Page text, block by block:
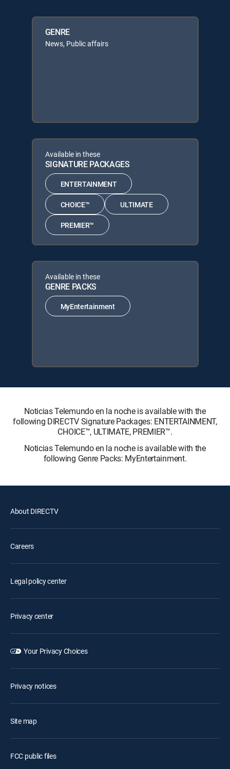
GENRE
News, Public affairs
Available in these
SIGNATURE PACKAGES
ENTERTAINMENT
CHOICE™ ULTIMATE
PREMIER™
Available in these
GENRE PACKS
MyEntertainment
Noticias Telemundo en la noche is available with the
following DIRECTV Signature Packages: ENTERTAINMENT,
CHOICE™, ULTIMATE, PREMIER™.
Noticias Telemundo en la noche is available with the
following Genre Packs: MyEntertainment.
About DIRECTV
Careers
Legal policy center
Privacy center
Your Privacy Choices
Privacy notices
Site map
FCC public files